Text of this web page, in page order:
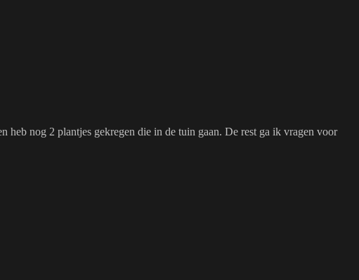
heb nog 2 plantjes gekregen die in de tuin gaan. De rest ga ik vragen voor